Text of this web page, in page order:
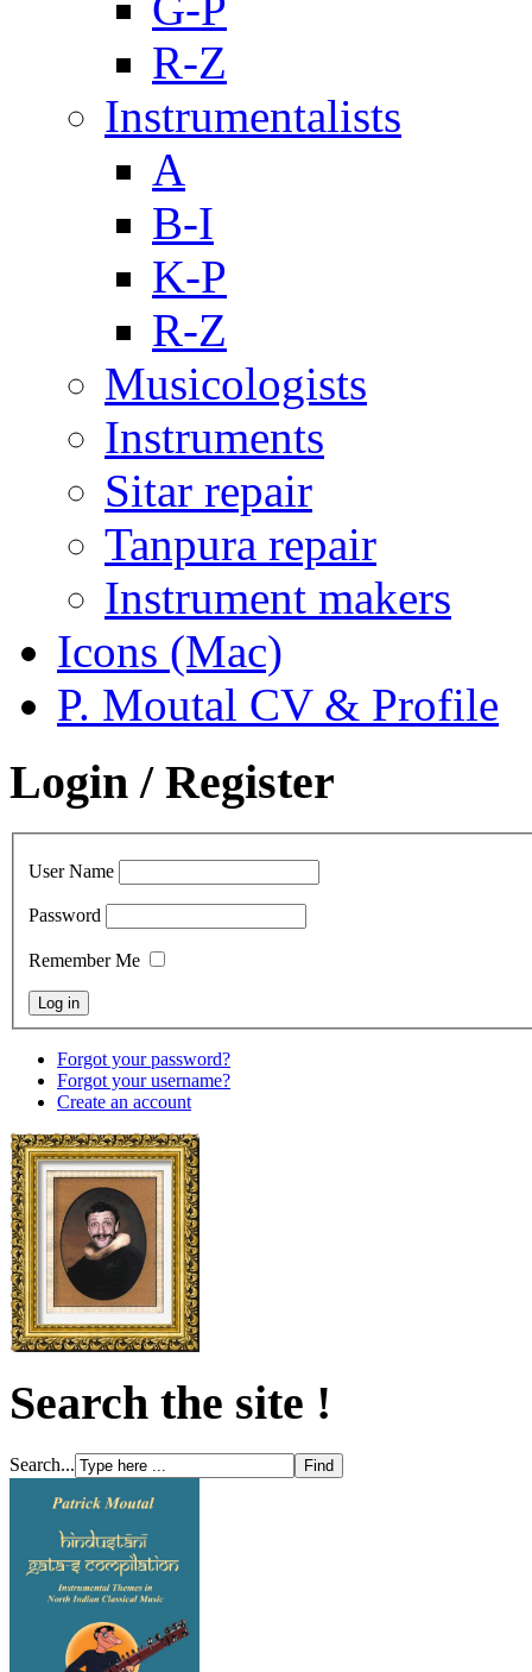
R-Z
Instrumentalists
A
B-I
K-P
R-Z
Musicologists
Instruments
Sitar repair
Tanpura repair
Instrument makers
Icons (Mac)
P. Moutal CV & Profile
Login / Register
User Name
Password
Remember Me
Forgot your password?
Forgot your username?
Create an account
Search the site !
Search...